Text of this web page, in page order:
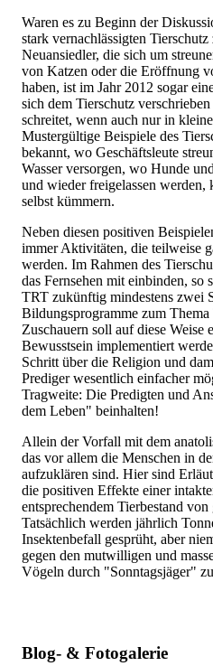
Waren es zu Beginn der
stark vernachlässigten
Neuansiedler, die sich um
von Katzen oder die Eröffnung
haben, ist im Jahr 2012 sogar
sich dem Tierschutz
schreitet, wenn auch nur in
Mustergültige Beispiele des
bekannt, wo Geschäftsleute
Wasser versorgen, wo Hunde
und wieder freigelassen
selbst kümmern.
Neben diesen positiven
immer Aktivitäten, die teilweise
werden. Im Rahmen des
das Fernsehen mit einbinden, so
TRT zukünftig mindestens zwei
Bildungsprogramme zum Thema
Zuschauern soll auf diese Weise
Bewusstsein implementiert
Schritt über die Religion und
Prediger wesentlich einfacher
Tragweite: Die Predigten und
dem Leben" beinhalten!
Allein der Vorfall mit dem
das vor allem die Menschen in
aufzuklären sind. Hier sind
die positiven Effekte einer
entsprechendem Tierbestand
Tatsächlich werden jährlich
Insektenbefall gesprüht, aber
gegen den mutwilligen und
Vögeln durch "Sonntagsjäger"
Blog- & Fotogalerie